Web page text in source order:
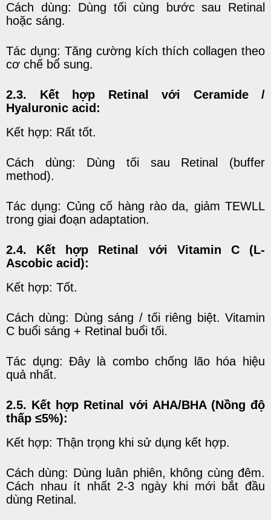
Cách dùng: Dùng tối cùng bước sau Retinal
hoặc sáng.
Tác dụng: Tăng cường kích thích collagen theo
cơ chế bổ sung.
2.3. Kết hợp Retinal với Ceramide /
Hyaluronic acid:
Kết hợp: Rất tốt.
Cách dùng: Dùng tối sau Retinal (buffer
method).
Tác dụng: Củng cố hàng rào da, giảm TEWLL
trong giai đoạn adaptation.
2.4. Kết hợp Retinal với Vitamin C (L-
Ascobic acid):
Kết hợp: Tốt.
Cách dùng: Dùng sáng / tối riêng biệt. Vitamin
C buổi sáng + Retinal buổi tối.
Tác dụng: Đây là combo chống lão hóa hiệu
quả nhất.
2.5. Kết hợp Retinal với AHA/BHA (Nồng độ
thấp ≤5%):
Kết hợp: Thận trọng khi sử dụng kết hợp.
Cách dùng: Dùng luân phiên, không cùng đêm.
Cách nhau ít nhất 2-3 ngày khi mới bắt đầu
dùng Retinal.